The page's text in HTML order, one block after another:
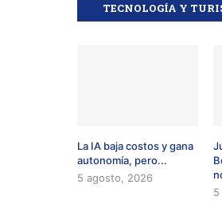
TECNOLOGÍA Y
La IA baja costos y gana
autonomía, pero...
5 agosto, 2026